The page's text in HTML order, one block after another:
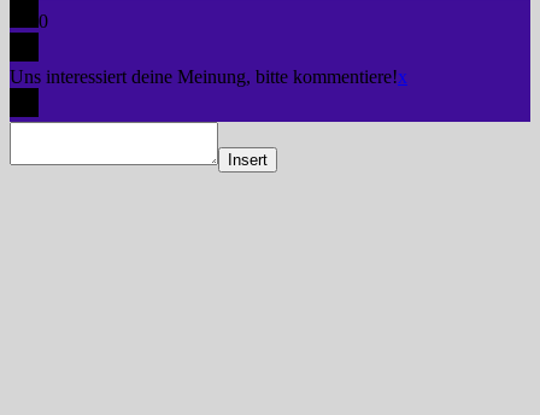
0
Uns interessiert deine Meinung, bitte kommentiere!x
Insert